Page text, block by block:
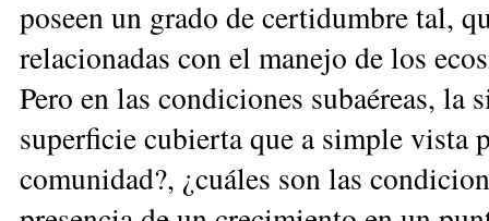
poseen un grado de certidumbre tal,
relacionadas con el manejo de los
Pero en las condiciones subaéreas, la
superficie cubierta que a simple vista
comunidad?, ¿cuáles son las